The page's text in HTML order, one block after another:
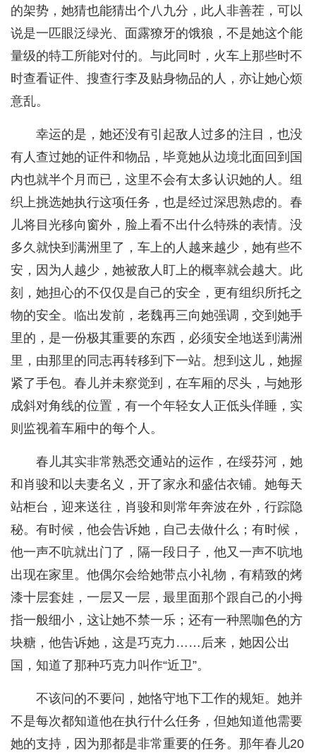
的架势，她猜也能猜出个八九分，此人非善茬，可以
说是一匹眼泛绿光、面露獠牙的饿狼，不是她这个能
量级的特工所能对付的。与此同时，火车上那些时不
时查看证件、搜查行李及贴身物品的人，亦让她心烦
意乱。
幸运的是，她还没有引起敌人过多的注目，也没
有人查过她的证件和物品，毕竟她从边境北面回到国
内也就半个月而已，这里不会有太多认识她的人。组
织上挑选她执行这项任务，也是经过深思熟虑的。春
儿将目光移向窗外，脸上看不出什么特殊的表情。没
多久就快到满洲里了，车上的人越来越少，她有些不
安，因为人越少，她被敌人盯上的概率就会越大。此
刻，她担心的不仅仅是自己的安全，更有组织所托之
物的安全。临出发前，老魏再三向她强调，交到她手
里的，是一份极其重要的东西，必须安全地送到满洲
里，由那里的同志再转移到下一站。想到这儿，她握
紧了手包。春儿并未察觉到，在车厢的尽头，与她形
成斜对角线的位置，有一个年轻女人正低头佯睡，实
则监视着车厢中的每个人。
春儿其实非常熟悉交通站的运作，在绥芬河，她
和肖骏和以夫妻名义，开了家永和盛估衣铺。她每天
站柜台，迎来送往，肖骏和则常年奔波在外，行踪隐
秘。有时候，他会告诉她，自己去做什么；有时候，
他一声不吭就出门了，隔一段日子，他又一声不吭地
出现在家里。他偶尔会给她带点小礼物，有精致的烤
漆十层套娃，一层又一层，最里面那个跟自己的小拇
指一般细小，这让她不禁一乐；还有一种黑咖色的方
块糖，他告诉她，这是巧克力……后来，她因公出
国，知道了那种巧克力叫作“近卫”。
不该问的不要问，她恪守地下工作的规矩。她并
不是每次都知道他在执行什么任务，但她知道他需要
她的支持，因为那都是非常重要的任务。那年春儿20